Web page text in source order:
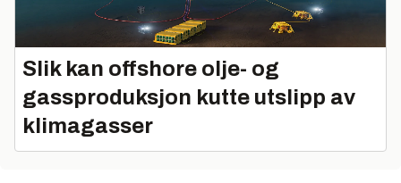
Slik kan offshore olje- og
gassproduksjon kutte utslipp av
klimagasser